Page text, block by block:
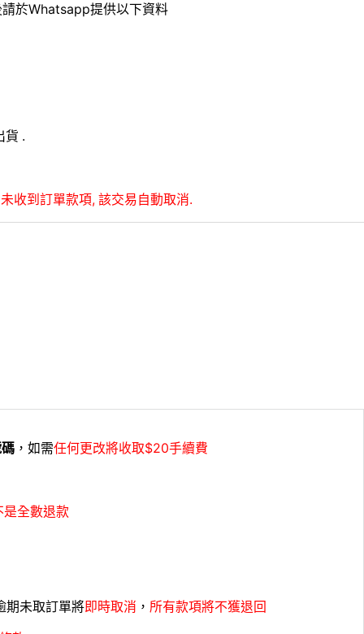
於Whatsapp提供以下資料
貨 .
收到訂單款項, 該交易自動取消.
，如需任何更改將收取$20手續費
是全數退款
期未取訂單將即時取消 ， 所有款項將不獲退回